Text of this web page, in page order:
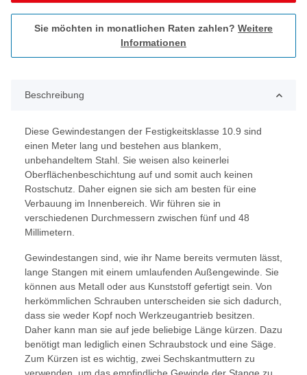
Sie möchten in monatlichen Raten zahlen? Weitere
Informationen
Beschreibung
Diese Gewindestangen der Festigkeitsklasse 10.9 sind
einen Meter lang und bestehen aus blankem,
unbehandeltem Stahl. Sie weisen also keinerlei
Oberflächenbeschichtung auf und somit auch keinen
Rostschutz. Daher eignen sie sich am besten für eine
Verbauung im Innenbereich. Wir führen sie in
verschiedenen Durchmessern zwischen fünf und 48
Millimetern.
Gewindestangen sind, wie ihr Name bereits vermuten lässt,
lange Stangen mit einem umlaufenden Außengewinde. Sie
können aus Metall oder aus Kunststoff gefertigt sein. Von
herkömmlichen Schrauben unterscheiden sie sich dadurch,
dass sie weder Kopf noch Werkzeugantrieb besitzen.
Daher kann man sie auf jede beliebige Länge kürzen. Dazu
benötigt man lediglich einen Schraubstock und eine Säge.
Zum Kürzen ist es wichtig, zwei Sechskantmuttern zu